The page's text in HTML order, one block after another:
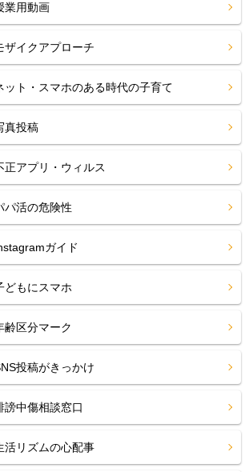
業用動画
ザイクアプローチ
ット・スマホのある時代の子育て
真投稿
正アプリ・ウィルス
パ活の危険性
ガイド
どもにスマホ
齢区分マーク
投稿がきっかけ
謗中傷相談窓口
活リズムの心配事